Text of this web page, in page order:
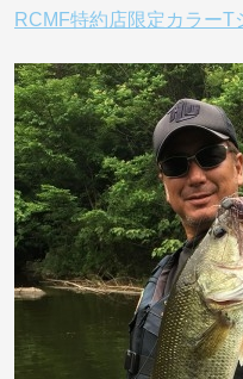
RCMF特約店限定カラーT